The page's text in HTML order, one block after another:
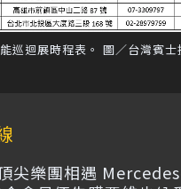
巡迴展時程表。 圖／台灣賓士
尖樂團相遇